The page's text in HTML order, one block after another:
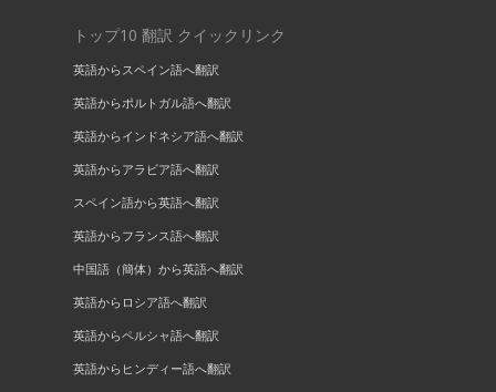
トップ10 翻訳 クイックリンク
英語からスペイン語へ翻訳
英語からポルトガル語へ翻訳
英語からインドネシア語へ翻訳
英語からアラビア語へ翻訳
スペイン語から英語へ翻訳
英語からフランス語へ翻訳
中国語（簡体）から英語へ翻訳
英語からロシア語へ翻訳
英語からペルシャ語へ翻訳
英語からヒンディー語へ翻訳